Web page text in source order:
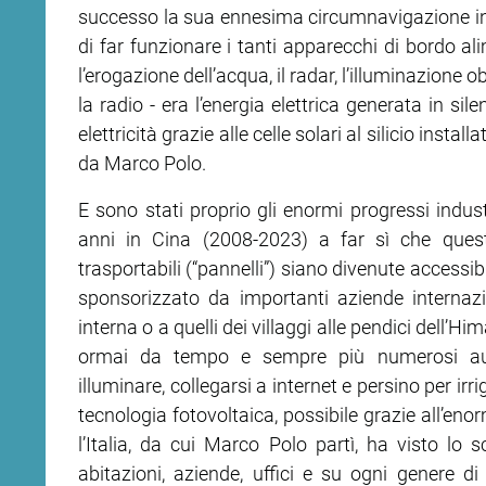
successo la sua ennesima circumnavigazione
di far funzionare i tanti apparecchi di bordo
l’erogazione dell’acqua, il radar,
la radio - era l’energia elettrica generata in
elettricità grazie alle celle solari al silicio
da Marco Polo.
E sono stati proprio gli enormi progressi
anni in Cina (2008-2023) a far sì che
trasportabili (“pannelli”) siano divenute
sponsorizzato da importanti aziende
interna o a quelli dei villaggi alle pendici
ormai da tempo e sempre più numerosi
illuminare, collegarsi a internet e persino per
tecnologia fotovoltaica, possibile grazie
l’Italia, da cui Marco Polo partì, ha visto lo
abitazioni, aziende, uffici e su ogni genere